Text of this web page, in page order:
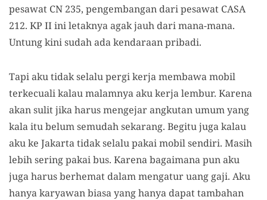
pesawat CN 235, pengembangan dari pesawat CASA
212. KP II ini letaknya agak jauh dari mana-mana.
Untung kini sudah ada kendaraan pribadi.
Tapi aku tidak selalu pergi kerja membawa mobil
terkecuali kalau malamnya aku kerja lembur. Karena
akan sulit jika harus mengejar angkutan umum yang
kala itu belum semudah sekarang. Begitu juga kalau
aku ke Jakarta tidak selalu pakai mobil sendiri. Masih
lebih sering pakai bus. Karena bagaimana pun aku
juga harus berhemat dalam mengatur uang gaji. Aku
hanya karyawan biasa yang hanya dapat tambahan